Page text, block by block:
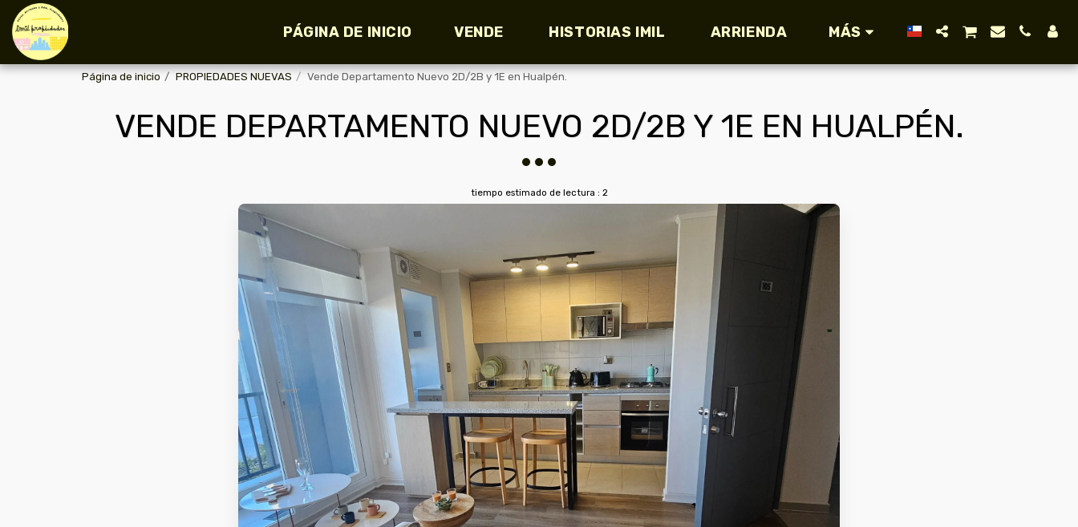
PÁGINA DE INICIO VENDE HISTORIAS IMIL ARRIENDA MÁS
Página de inicio PROPIEDADES NUEVAS Vende Departamento Nuevo 2D/2B y 1E en Hualpén.
VENDE DEPARTAMENTO NUEVO 2D/2B Y 1E EN HUALPÉN.
tiempo estimado de lectura : 2